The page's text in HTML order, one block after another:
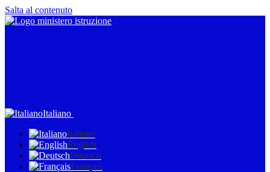
Salta al contenuto
Italiano
Italiano
English
Deutsch
Français